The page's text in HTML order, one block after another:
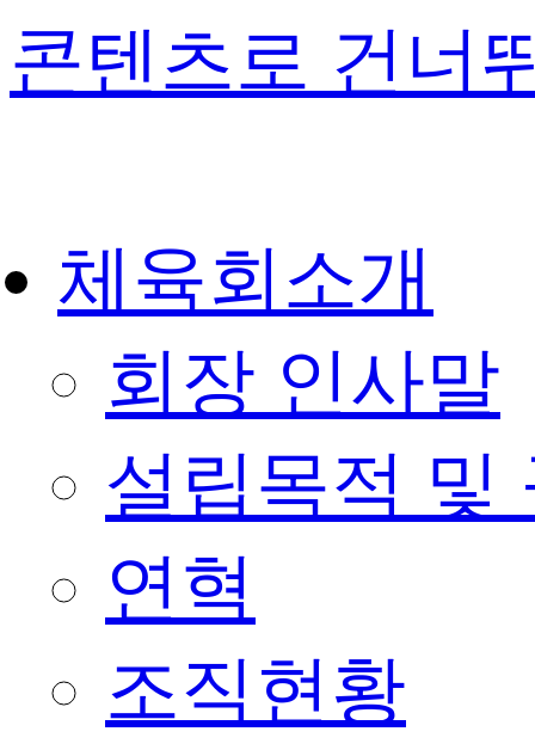
콘텐츠로 건너
체육회소개
회장 인사말
설립목적 및
연혁
조직현황